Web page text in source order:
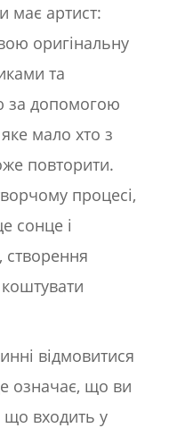
має артист:
оригінальну
та
за допомогою
яке мало хто з
повторити.
процесі,
сонце і
створення
відмовитися
означає, що ви
що входить у